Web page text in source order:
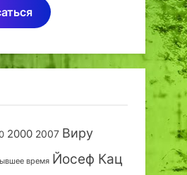
2000 2007 Виру
время Йосеф Кац